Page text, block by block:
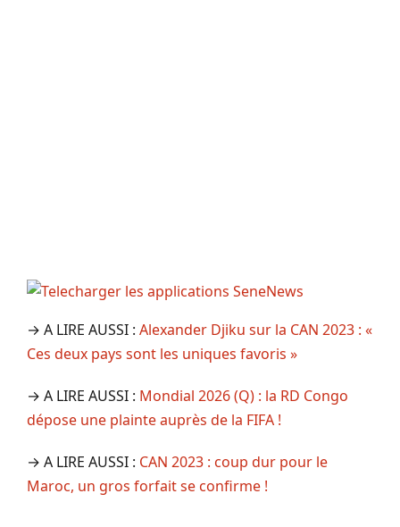
→ A LIRE AUSSI : Alexander Djiku sur la CAN 2023 : «
Ces deux pays sont les uniques favoris »
→ A LIRE AUSSI : Mondial 2026 (Q) : la RD Congo
dépose une plainte auprès de la FIFA !
→ A LIRE AUSSI : CAN 2023 : coup dur pour le
Maroc, un gros forfait se confirme !